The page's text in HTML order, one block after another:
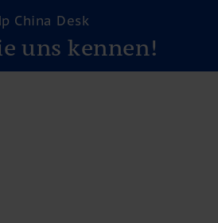
China Desk
uns kennen!